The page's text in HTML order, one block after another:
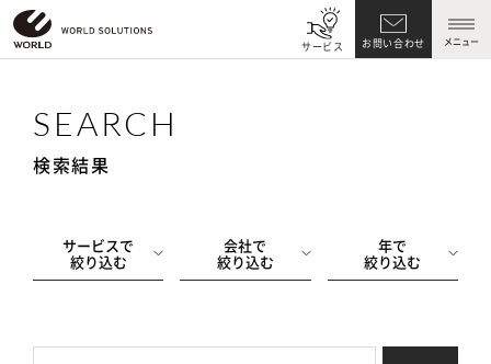
サービス お問い合わせ メニュー
SEARCH
検索結果
サービスで
絞り込む
会社で
絞り込む
年で
絞り込む